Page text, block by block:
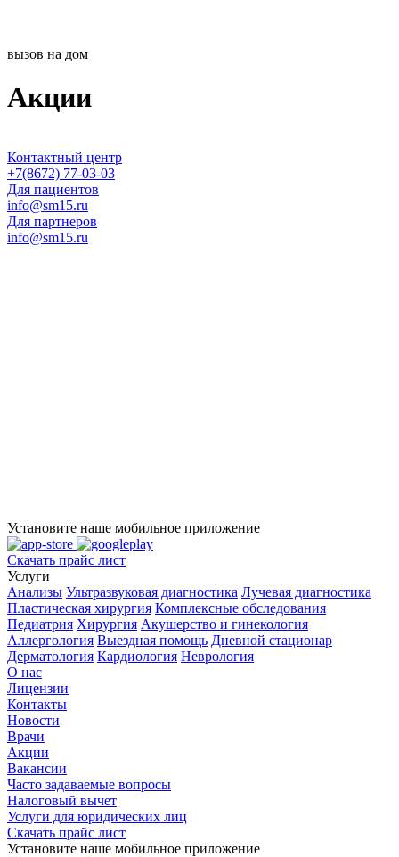
вызов на дом
Акции
Контактный центр
+7(8672) 77-03-03
Для пациентов
info@sm15.ru
Для партнеров
info@sm15.ru
Установите наше мобильное приложение
Скачать прайс лист
Услуги
Анализы Ультразвуковая диагностика Лучевая диагностика
Пластическая хирургия Комплексные обследования
Педиатрия Хирургия Акушерство и гинекология
Аллергология Выездная помощь Дневной стационар
Дерматология Кардиология Неврология
О нас
Лицензии
Контакты
Новости
Врачи
Акции
Вакансии
Часто задаваемые вопросы
Налоговый вычет
Услуги для юридических лиц
Скачать прайс лист
Установите наше мобильное приложение